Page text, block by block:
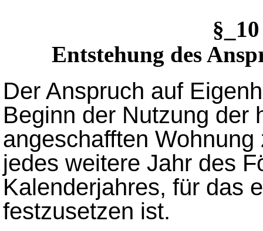
Entstehung des
Der Anspruch auf
Beginn der Nutzung der
angeschafften
jedes weitere Jahr des
Kalenderjahres, für das
festzusetzen ist.